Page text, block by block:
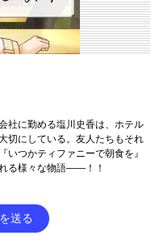
社に勤める塩川史香は、ホテル
切にしている。友人たちもそれ
つかティファニーで朝食を』
る様々な物語――！！
送る